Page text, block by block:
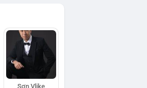
Sơn Vlike